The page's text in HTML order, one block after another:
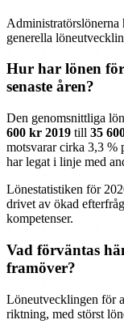
Administratörslönerna
generella
Hur har lönen
senaste åren?
Den genomsnittliga
600 kr 2019 till 35
motsvarar cirka 3,3 %
har legat i linje med
Lönestatistiken för
drivet av ökad
kompetenser.
Vad förväntas
framöver?
Löneutvecklingen för
riktning, med störst